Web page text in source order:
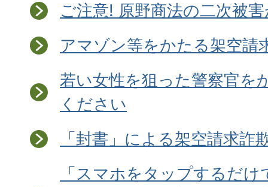
ご注意! 原野商法の二次被
アマゾン等をかたる架空請
若い女性を狙った警察官を
ください
「封書」による架空請求
「スマホをタップするだ